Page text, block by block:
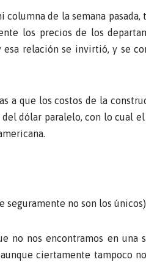
columna de la semana
los precios de los
relación se invirtió, y se
a que los costos de la
del dólar paralelo, con lo cual
seguramente no son los
no nos encontramos en
ciertamente tampoco